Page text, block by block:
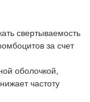
свертываемость
за счет
оболочкой,
частоту